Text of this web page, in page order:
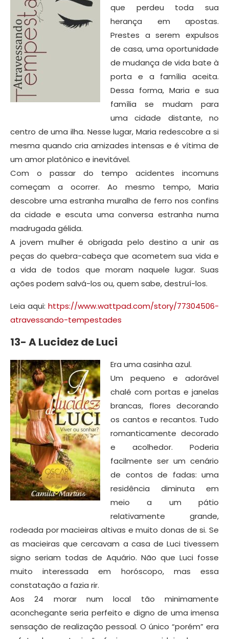
que perdeu toda sua
herança em apostas.
Prestes a serem expulsos
de casa, uma oportunidade
de mudança de vida bate à
porta e a família aceita.
Dessa forma, Maria e sua
família se mudam para
uma cidade distante, no
centro de uma ilha. Nesse lugar, Maria redescobre a si
mesma quando cria amizades intensas e é vítima de
um amor platônico e inevitável.
Com o passar do tempo acidentes incomuns
começam a ocorrer. Ao mesmo tempo, Maria
descobre uma estranha muralha de ferro nos confins
da cidade e escuta uma conversa estranha numa
madrugada gélida.
A jovem mulher é obrigada pelo destino a unir as
peças do quebra-cabeça que acometem sua vida e
a vida de todos que moram naquele lugar. Suas
ações podem salvá-los ou, quem sabe, destruí-los.
Leia aqui: https://www.wattpad.com/story/77304506-
atravessando-tempestades
13- A Lucidez de Luci
Era uma casinha azul.
Um pequeno e adorável
chalé com portas e janelas
brancas, flores decorando
os cantos e recantos. Tudo
romanticamente decorado
e acolhedor. Poderia
facilmente ser um cenário
de contos de fadas: uma
residência diminuta em
meio a um pátio
relativamente grande,
rodeada por macieiras altivas e muito donas de si. Se
as macieiras que cercavam a casa de Luci tivessem
signo seriam todas de Aquário. Não que Luci fosse
muito interessada em horóscopo, mas essa
constatação a fazia rir.
Aos 24 morar num local tão minimamente
aconchegante seria perfeito e digno de uma imensa
sensação de realização pessoal. O único “porém” era